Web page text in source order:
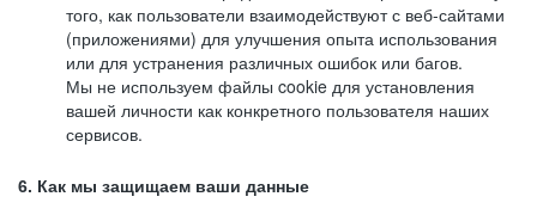
того, как пользователи взаимодействуют с веб-сайтами
(приложениями) для улучшения опыта использования
или для устранения различных ошибок или багов.
Мы не используем файлы cookie для установления
вашей личности как конкретного пользователя наших
сервисов.
6. Как мы защищаем ваши данные